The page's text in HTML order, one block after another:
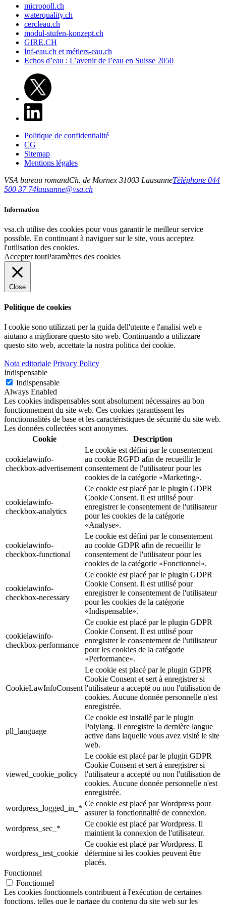
micropoll.ch
waterquality.ch
cercleau.ch
modul-stufen-konzept.ch
GIRE.CH
Inf-eau.ch et métiers-eau.ch
Echos d’eau : L’avenir de l’eau en Suisse 2050
Politique de confidentialité
CG
Sitemap
Mentions légales
VSA bureau romandCh. de Mornex 31003 LausanneTéléphone 044
500 37 74lausanne@vsa.ch
Information
vsa.ch utilise des cookies pour vous garantir le meilleur service
possible. En continuant à naviguer sur le site, vous acceptez
l'utilisation des cookies.
Accepter toutParamètres des cookies
Close
Politique de cookies
I cookie sono utilizzati per la guida dell'utente e l'analisi web e
aiutano a migliorare questo sito web. Continuando a utilizzare
questo sito web, accettate la nostra politica dei cookie.
Nota editoriale Privacy Policy
Indispensable
Indispensable
Always Enabled
Les cookies indispensables sont absolument nécessaires au bon
fonctionnement du site web. Ces cookies garantissent les
fonctionnalités de base et les caractéristiques de sécurité du site web.
Les données collectées sont anonymes.
Cookie
Description
cookielawinfo-
checkbox-advertisement
Le cookie est défini par le consentement
au cookie RGPD afin de recueillir le
consentement de l'utilisateur pour les
cookies de la catégorie «Marketing».
cookielawinfo-
checkbox-analytics
Ce cookie est placé par le plugin GDPR
Cookie Consent. Il est utilisé pour
enregistrer le consentement de l'utilisateur
pour les cookies de la catégorie
«Analyse».
cookielawinfo-
checkbox-functional
Le cookie est défini par le consentement
au cookie GDPR afin de recueillir le
consentement de l'utilisateur pour les
cookies de la catégorie «Fonctionnel».
cookielawinfo-
checkbox-necessary
Ce cookie est placé par le plugin GDPR
Cookie Consent. Il est utilisé pour
enregistrer le consentement de l'utilisateur
pour les cookies de la catégorie
«Indispensable».
cookielawinfo-
checkbox-performance
Ce cookie est placé par le plugin GDPR
Cookie Consent. Il est utilisé pour
enregistrer le consentement de l'utilisateur
pour les cookies de la catégorie
«Performance».
CookieLawInfoConsent
Le cookie est placé par le plugin GDPR
Cookie Consent et sert à enregistrer si
l'utilisateur a accepté ou non l'utilisation de
cookies. Aucune donnée personnelle n'est
enregistrée.
pll_language
Ce cookie est installé par le plugin
Polylang. Il enregistre la dernière langue
active dans laquelle vous avez visité le site
web.
viewed_cookie_policy
Le cookie est placé par le plugin GDPR
Cookie Consent et sert à enregistrer si
l'utilisateur a accepté ou non l'utilisation de
cookies. Aucune donnée personnelle n'est
enregistrée.
wordpress_logged_in_*
Ce cookie est placé par Wordpress pour
assurer la fonctionnalité de connexion.
wordpress_sec_*
Ce cookie est placé par Wordpress. Il
maintient la connexion de l'utilisateur.
wordpress_test_cookie
Ce cookie est placé par Wordpress. Il
détermine si les cookies peuvent être
placés.
Fonctionnel
Fonctionnel
Les cookies fonctionnels contribuent à l'exécution de certaines
fonctions, telles que le partage du contenu du site web sur les